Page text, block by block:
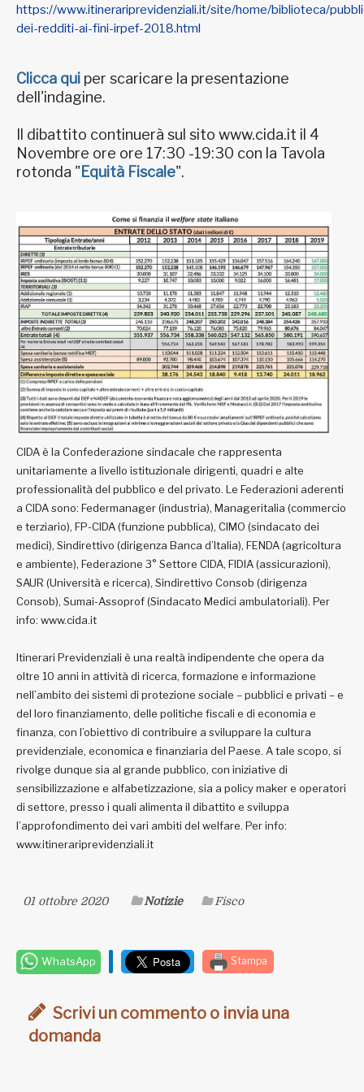
https://www.itinerariprevidenziali.it/site/home/biblioteca/
dei-redditi-ai-fini-irpef-2018.html
Clicca qui per scaricare la presentazione
dell'indagine.
Il dibattito continuerà sul sito www.cida.it il 4
Novembre ore ore 17:30 -19:30 con la Tavola
rotonda " Equità Fiscale".
CIDA è la Confederazione sindacale che rappresenta
unitariamente a livello istituzionale dirigenti, quadri e alte
professionalità del pubblico e del privato. Le Federazioni aderenti
a CIDA sono: Federmanager (industria), Manageritalia (commercio
e terziario), FP-CIDA (funzione pubblica), CIMO (sindacato dei
medici), Sindirettivo (dirigenza Banca d’Italia), FENDA (agricoltura
e ambiente), Federazione 3° Settore CIDA, FIDIA (assicurazioni),
SAUR (Università e ricerca), Sindirettivo Consob (dirigenza
Consob), Sumai-Assoprof (Sindacato Medici ambulatoriali). Per
info: www.cida.it
Itinerari Previdenziali è una realtà indipendente che opera da
oltre 10 anni in attività di ricerca, formazione e informazione
nell’ambito dei sistemi di protezione sociale – pubblici e privati – e
del loro finanziamento, delle politiche fiscali e di economia e
finanza, con l’obiettivo di contribuire a sviluppare la cultura
previdenziale, economica e finanziaria del Paese. A tale scopo, si
rivolge dunque sia al grande pubblico, con iniziative di
sensibilizzazione e alfabetizzazione, sia a policy maker e operatori
di settore, presso i quali alimenta il dibattito e sviluppa
l’approfondimento dei vari ambiti del welfare. Per info:
www.itinerariprevidenziali.it
01 ottobre 2020 Notizie Fisco
WhatsApp Stampa
Scrivi un commento o invia una
domanda